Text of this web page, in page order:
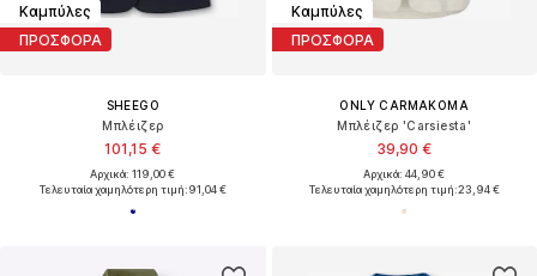
Καμπύλες
ΠΡΟΣΦΟΡΑ
SHEEGO
Μπλέιζερ
101,15 €
Αρχικά: 119,00 €
Τελευταία χαμηλότερη τιμή:91,04 €
Καμπύλες
ΠΡΟΣΦΟΡΑ
ONLY CARMAKOMA
Μπλέιζερ 'Carsiesta'
39,90 €
Αρχικά: 44,90 €
Τελευταία χαμηλότερη τιμή:23,94 €